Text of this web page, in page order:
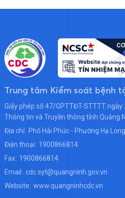
Trung tâm Kiểm soát bệnh
Giấy phép số 47/GPTTĐT-STTTT
Thông tin và Truyền thông tỉnh Quảng
Địa chỉ: Phố Hải Phúc - Phường Hạ
Điện thoại: 1900866814
Fax: 1900866814
Email: cdc.syt@quangninh.gov.vn
Website: www.quangninhcdc.vn